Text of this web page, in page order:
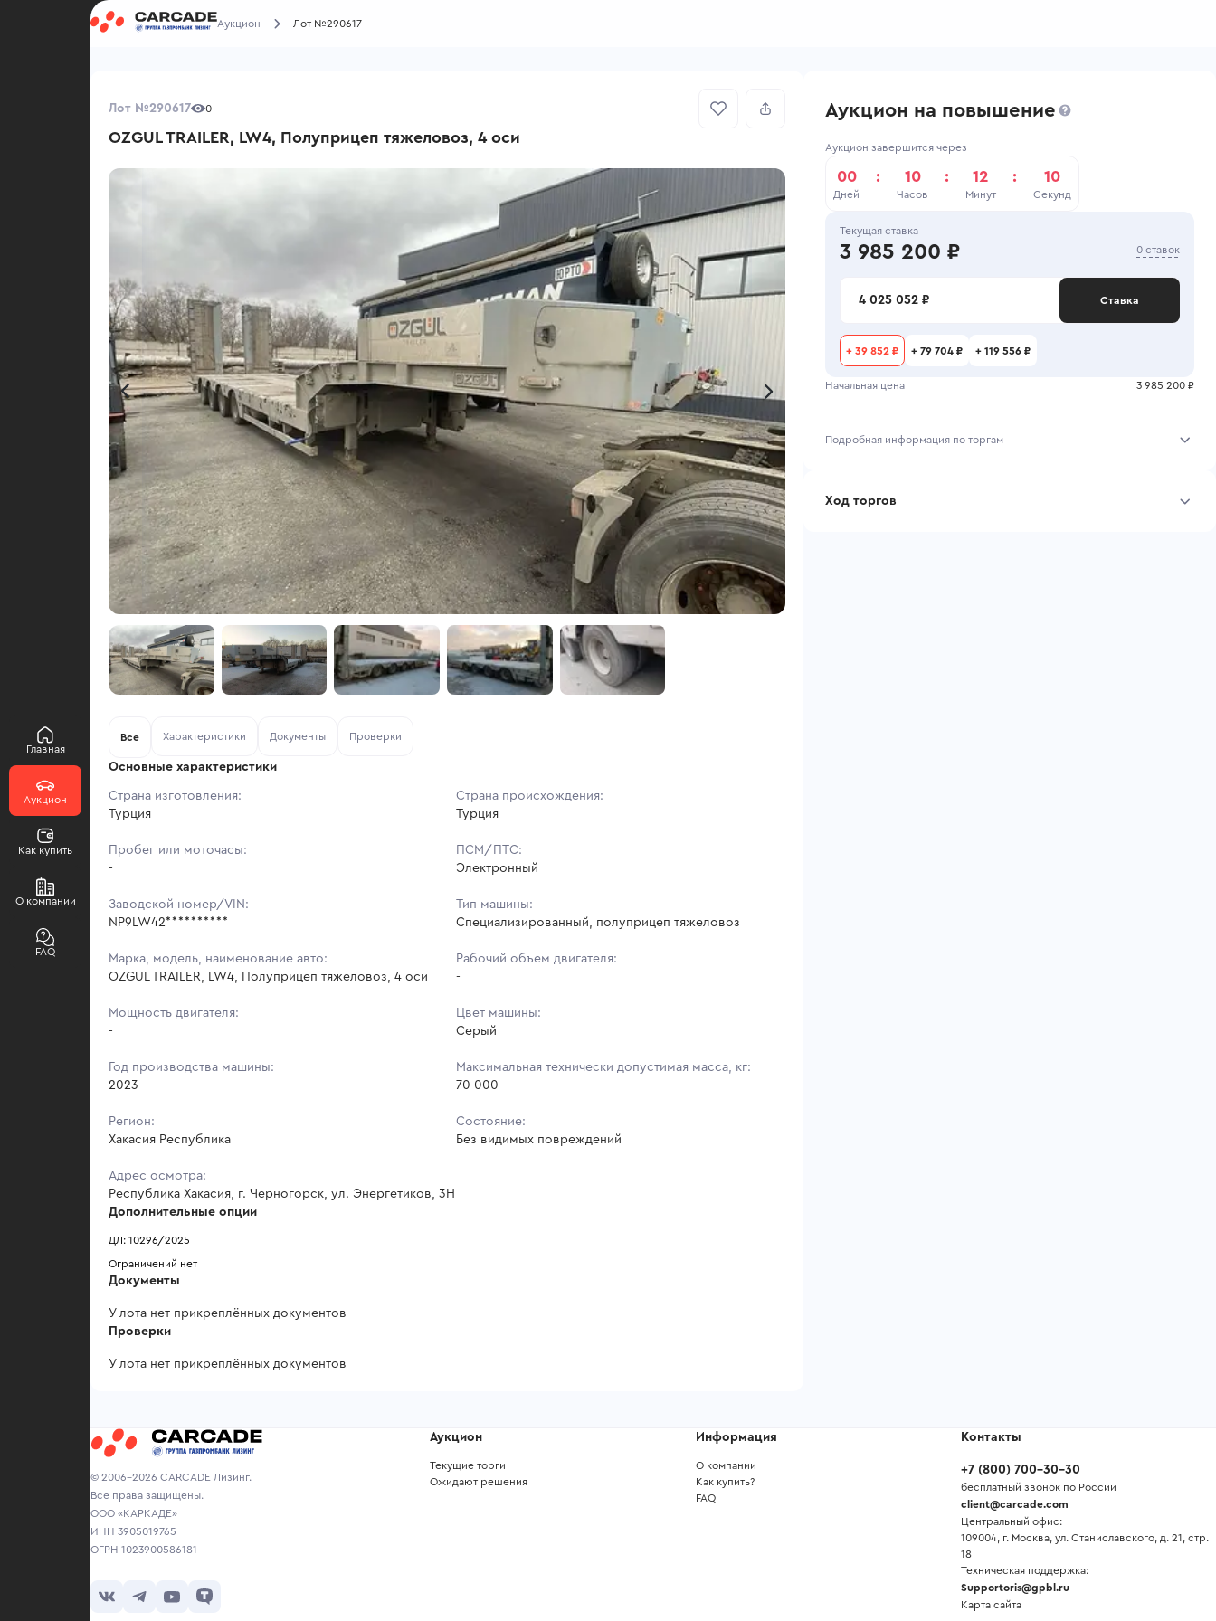
Главная
Аукцион
Как купить
О компании
FAQ
Аукцион Лот №290617
Лот №290617 0
OZGUL TRAILER, LW4, Полуприцеп тяжеловоз, 4 оси
Все Характеристики Документы Проверки
Основные характеристики
Страна изготовления:
Турция
Страна происхождения:
Турция
Пробег или моточасы:
-
ПСМ/ПТС:
Электронный
Заводской номер/VIN:
NP9LW42**********
Тип машины:
Специализированный, полуприцеп тяжеловоз
Марка, модель, наименование авто:
OZGUL TRAILER, LW4, Полуприцеп тяжеловоз, 4 оси
Рабочий объем двигателя:
-
Мощность двигателя:
-
Цвет машины:
Серый
Год производства машины:
2023
Максимальная технически допустимая масса, кг:
70 000
Регион:
Хакасия Республика
Состояние:
Без видимых повреждений
Адрес осмотра:
Республика Хакасия, г. Черногорск, ул. Энергетиков, 3Н
Дополнительные опции
ДЛ: 10296/2025
Ограничений нет
Документы
У лота нет прикреплённых документов
Проверки
У лота нет прикреплённых документов
Аукцион на повышение
Аукцион завершится через
00
Дней
: 10
Часов
: 12
Минут
: 10
Секунд
Текущая ставка
3 985 200 ₽ 0 ставок
4 025 052 ₽ Ставка
+ 39 852 ₽ + 79 704 ₽ + 119 556 ₽
Начальная цена 3 985 200 ₽
Подробная информация по торгам
Ход торгов
© 2006-2026 CARCADE Лизинг.
Все права защищены.
ООО «КАРКАДЕ»
ИНН 3905019765
ОГРН 1023900586181
Аукцион
Текущие торги
Ожидают решения
Информация
О компании
Как купить?
FAQ
Контакты
+7 (800) 700-30-30
бесплатный звонок по России
client@carcade.com
Центральный офис:
109004, г. Москва, ул. Станиславского, д. 21, стр.
18
Техническая поддержка:
Supportoris@gpbl.ru
Карта сайта